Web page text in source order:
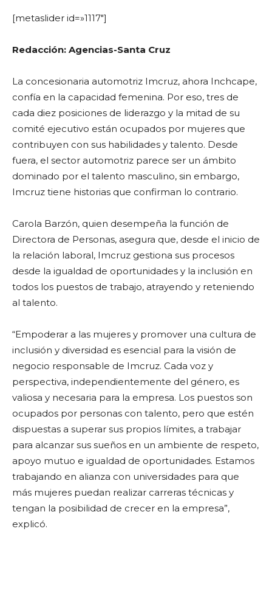
[metaslider id=»1117″]
Redacción: Agencias-Santa Cruz
La concesionaria automotriz Imcruz, ahora Inchcape,
confía en la capacidad femenina. Por eso, tres de
cada diez posiciones de liderazgo y la mitad de su
comité ejecutivo están ocupados por mujeres que
contribuyen con sus habilidades y talento. Desde
fuera, el sector automotriz parece ser un ámbito
dominado por el talento masculino, sin embargo,
Imcruz tiene historias que confirman lo contrario.
Carola Barzón, quien desempeña la función de
Directora de Personas, asegura que, desde el inicio de
la relación laboral, Imcruz gestiona sus procesos
desde la igualdad de oportunidades y la inclusión en
todos los puestos de trabajo, atrayendo y reteniendo
al talento.
“Empoderar a las mujeres y promover una cultura de
inclusión y diversidad es esencial para la visión de
negocio responsable de Imcruz. Cada voz y
perspectiva, independientemente del género, es
valiosa y necesaria para la empresa. Los puestos son
ocupados por personas con talento, pero que estén
dispuestas a superar sus propios límites, a trabajar
para alcanzar sus sueños en un ambiente de respeto,
apoyo mutuo e igualdad de oportunidades. Estamos
trabajando en alianza con universidades para que
más mujeres puedan realizar carreras técnicas y
tengan la posibilidad de crecer en la empresa”,
explicó.